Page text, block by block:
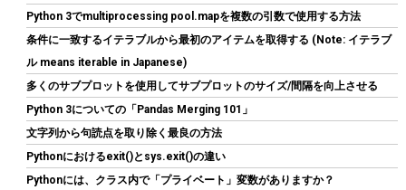
(546393) GBP 7.69 (2026-08-10 04:05 GMT +09:00 時点 -詳細はこ
ちら)
Python 3でmultiprocessing pool.mapを複数の引数で使用する方法
条件に一致するイテラブルから最初のアイテムを取得する (Note: イテラブ
ル means iterable in Japanese)
多くのサブプロットを使用してサブプロットのサイズ/間隔を向上させる
Python 3についての「Pandas Merging 101」
文字列から句読点を取り除く最良の方法
Pythonにおけるexit()とsys.exit()の違い
Pythonには、クラス内で「プライベート」変数がありますか？